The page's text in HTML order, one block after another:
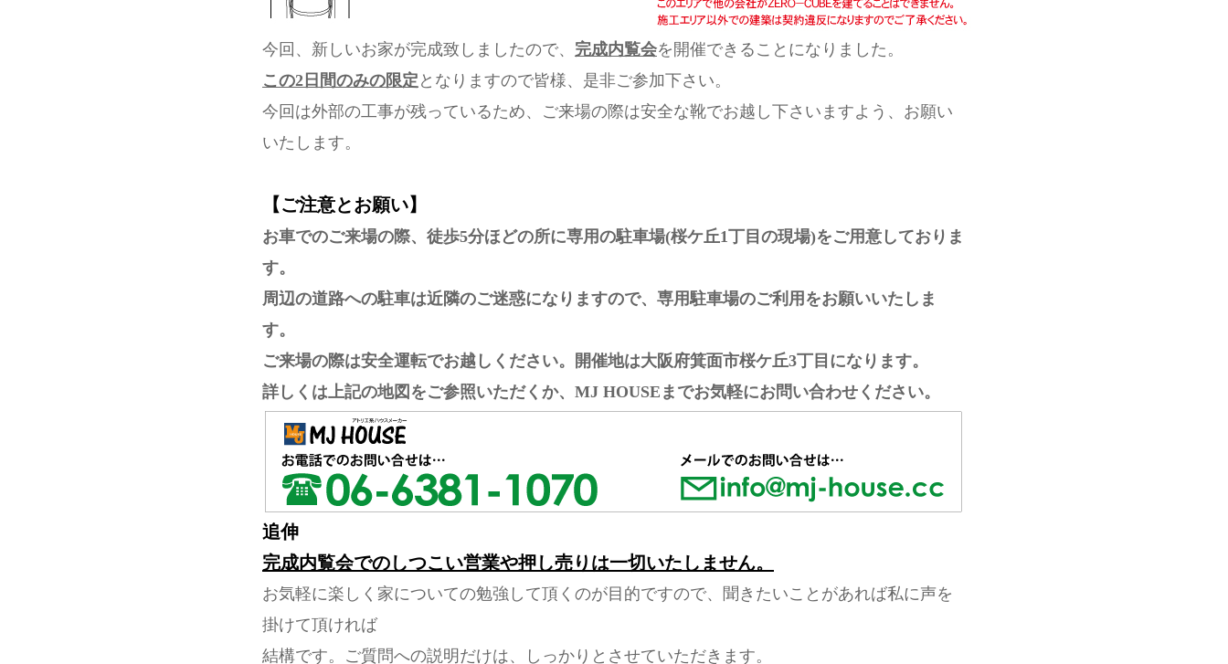
今回、新しいお家が完成致しましたので、 完成内覧会を開催できることになりました。
この2日間のみの限定 となりますので皆様、是非ご参加下さい。
今回は外部の工事が残っているため、ご来場の際は安全な靴でお越し下さいますよう、お願い
いたします。
【ご注意とお願い】
お車でのご来場の際、徒歩5分ほどの所に専用の駐車場(桜ケ丘1丁目の現場)をご用意しておりま
す。
周辺の道路への駐車は近隣のご迷惑になりますので、専用駐車場のご利用をお願いいたしま
す。
ご来場の際は安全運転でお越しください。開催地は大阪府箕面市桜ケ丘3丁目になります。
詳しくは上記の地図をご参照いただくか、MJ HOUSEまでお気軽にお問い合わせください。
追伸
完成内覧会でのしつこい営業や押し売りは一切いたしません。
お気軽に楽しく家についての勉強して頂くのが目的ですので、聞きたいことがあれば私に声を
掛けて頂ければ
結構です。ご質問への説明だけは、しっかりとさせていただきます。